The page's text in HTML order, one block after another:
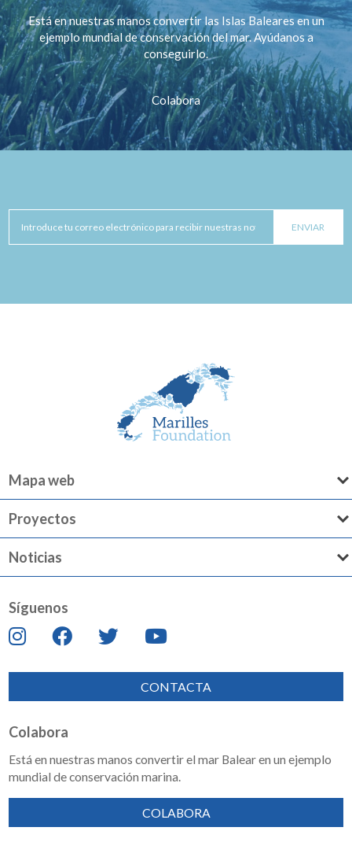
Está en nuestras manos convertir las Islas Baleares en un
ejemplo mundial de conservación del mar. Ayúdanos a
conseguirlo.
Colabora
Mapa web
Proyectos
Noticias
Síguenos
CONTACTA
Colabora
Está en nuestras manos convertir el mar Balear en un ejemplo
mundial de conservación marina.
COLABORA